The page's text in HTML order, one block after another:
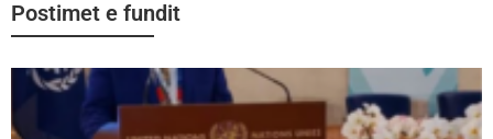
Postimet e fundit